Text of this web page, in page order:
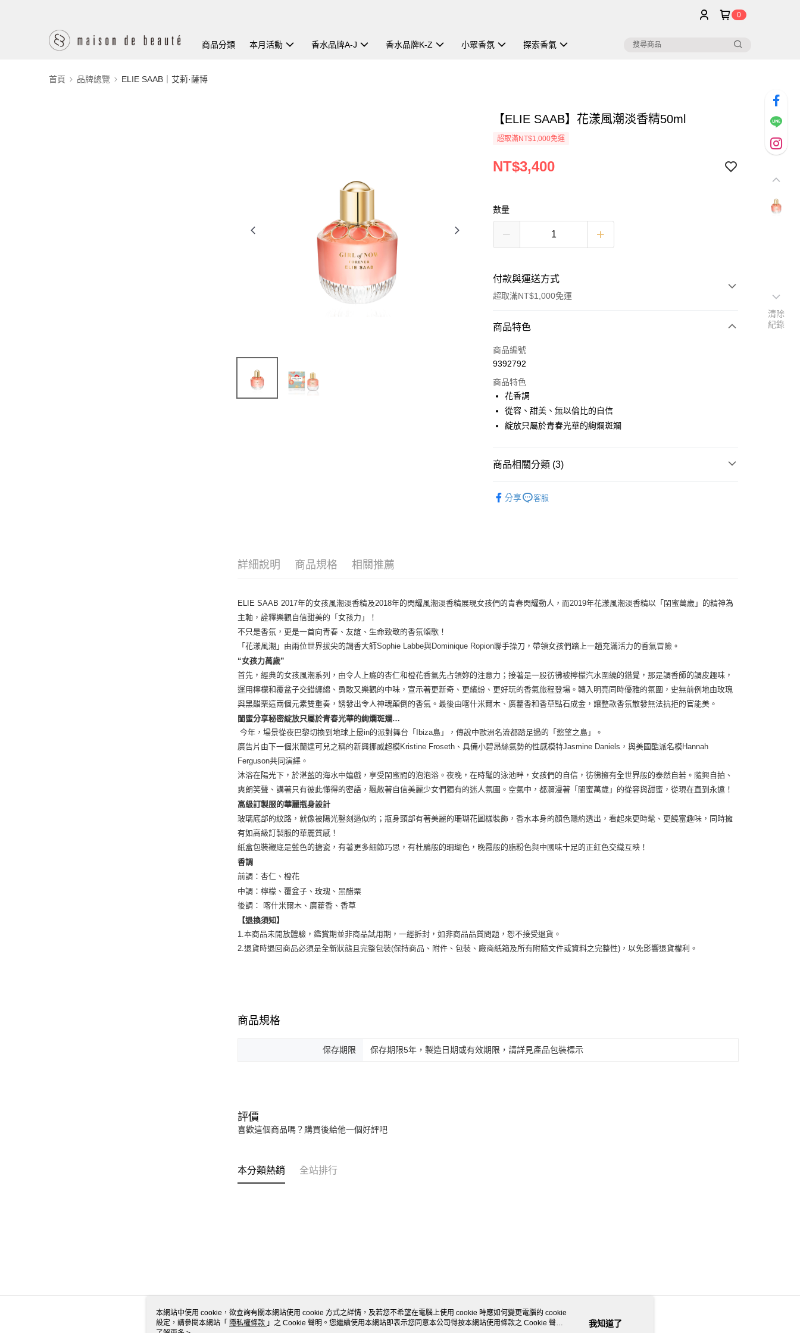
0
商品分類 本月活動 香水品牌A-J 香水品牌K-Z 小眾香氛 探索香氣
首頁 品牌總覽 ELIE SAAB｜艾莉·薩博
【ELIE SAAB】花漾風潮淡香精50ml
超取滿NT$1,000免運
NT$3,400
數量
付款與運送方式
超取滿NT$1,000免運
付款方式
信用卡一次付款
運送方式
付款後全家取貨
付款後萊爾富取貨
商品特色
商品編號
9392792
商品特色
花香調
從容、甜美、無以倫比的自信
綻放只屬於青春光華的絢爛斑斕
商品相關分類 (3)
分享 客服
詳細說明 商品規格 相關推薦
ELIE SAAB 2017年的女孩風潮淡香精及2018年的閃耀風潮淡香精展現女孩們的青春閃耀動人，而2019年花漾風潮淡香精以「閨蜜萬歲」的精神為
主軸，詮釋樂觀自信甜美的「女孩力」！
不只是香氛，更是一首向青春、友誼、生命致敬的香氛頌歌！
「花漾風潮」由兩位世界拔尖的調香大師Sophie Labbe與Dominique Ropion聯手操刀，帶領女孩們踏上一趟充滿活力的香氣冒險。
“女孩力萬歲”
首先，經典的女孩風潮系列，由令人上癮的杏仁和橙花香氣先占領妳的注意力；接著是一股彷彿被檸檬汽水圍繞的錯覺，那是調香師的調皮趣味，
運用檸檬和覆盆子交錯纏綿、勇敢又樂觀的中味，宣示著更新奇、更繽紛、更好玩的香氣旅程登場。轉入明亮同時優雅的氛圍，史無前例地由玫瑰
與黑醋栗這兩個元素雙重奏，誘發出令人神魂顛倒的香氣。最後由喀什米爾木、廣藿香和香草點石成金，讓整款香氛散發無法抗拒的官能美。
閨蜜分享秘密綻放只屬於青春光華的絢爛斑斕…
今年，場景從夜巴黎切換到地球上最in的派對舞台「Ibiza島」，傳說中歐洲名流都踏足過的「慾望之島」。
廣告片由下一個米蘭達可兒之稱的新興挪威超模Kristine Froseth、具備小碧昂絲氣勢的性感模特Jasmine Daniels，與美國酷派名模Hannah
Ferguson共同演繹。
沐浴在陽光下，於湛藍的海水中嬉戲，享受閨蜜間的泡泡浴。夜晚，在時髦的泳池畔，女孩們的自信，彷彿擁有全世界般的泰然自若。隨興自拍、
爽朗笑聲、講著只有彼此懂得的密語，飄散著自信美麗少女們獨有的迷人氛圍。空氣中，都瀰漫著「閨蜜萬歲」的從容與甜蜜，從現在直到永遠！
高級訂製服的華麗瓶身設計
玻璃底部的紋路，就像被陽光鑿刻過似的；瓶身頸部有著美麗的珊瑚花圖樣裝飾，香水本身的顏色隱約透出，看起來更時髦、更饒富趣味，同時擁
有如高級訂製服的華麗質感！
紙盒包裝襯底是藍色的搪瓷，有著更多細節巧思，有杜鵑般的珊瑚色，晚霞般的脂粉色與中國味十足的正紅色交織互映！
香調
前調：杏仁、橙花
中調：檸檬、覆盆子、玫瑰、黑醋栗
後調： 喀什米爾木、廣藿香、香草
【退換須知】
1.本商品未開放體驗，鑑賞期並非商品試用期，一經拆封，如非商品品質問題，恕不接受退貨。
2.退貨時退回商品必須是全新狀態且完整包裝(保持商品、附件、包裝、廠商紙箱及所有附隨文件或資料之完整性)，以免影響退貨權利。
商品規格
保存期限 保存期限5年，製造日期或有效期限，請詳見產品包裝標示
評價
喜歡這個商品嗎？購買後給他一個好評吧
本分類熱銷 全站排行
關於我們 客服資訊
清除
紀錄
本網站中使用 cookie，欲查詢有關本網站使用 cookie 方式之詳情，及若您不希望在電腦上使用 cookie 時應如何變更電腦的 cookie
設定，請參閱本網站「 隱私權條款 」之 Cookie 聲明。您繼續使用本網站即表示您同意本公司得按本網站使用條款之 Cookie 聲明
我知道了